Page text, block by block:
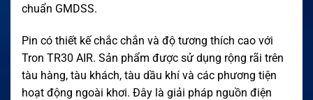
chuẩn GMDSS.
Pin có thiết kế chắc chắn và độ tương thích cao với
Tron TR30 AIR. Sản phẩm được sử dụng rộng rãi trên
tàu hàng, tàu khách, tàu dầu khí và các phương tiện
hoạt động ngoài khơi. Đây là giải pháp nguồn điện